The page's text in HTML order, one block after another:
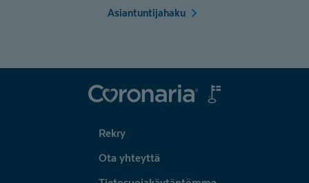
Asiantuntijahaku
Coronaria
Rekry
Ota yhteyttä